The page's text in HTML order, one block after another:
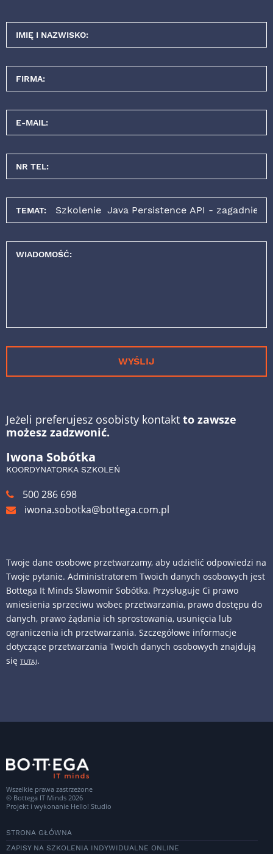
IMIĘ I NAZWISKO:
FIRMA:
E-MAIL:
NR TEL:
TEMAT:
WIADOMOŚĆ:
WYŚLIJ
Jeżeli preferujesz osobisty kontakt to zawsze
możesz zadzwonić.
Iwona Sobótka
KOORDYNATORKA SZKOLEŃ
500 286 698
iwona.sobotka@bottega.com.pl
Twoje dane osobowe przetwarzamy, aby udzielić odpowiedzi na
Twoje pytanie. Administratorem Twoich danych osobowych jest
Bottega It Minds Sławomir Sobótka. Przysługuje Ci prawo
wniesienia sprzeciwu wobec przetwarzania, prawo dostępu do
danych, prawo żądania ich sprostowania, usunięcia lub
ograniczenia ich przetwarzania. Szczegółowe informacje
dotyczące przetwarzania Twoich danych osobowych znajdują
się TUTAJ.
Wszelkie prawa zastrzeżone
© Bottega IT Minds 2026
Projekt i wykonanie Hello! Studio
STRONA GŁÓWNA
ZAPISY NA SZKOLENIA INDYWIDUALNE ONLINE